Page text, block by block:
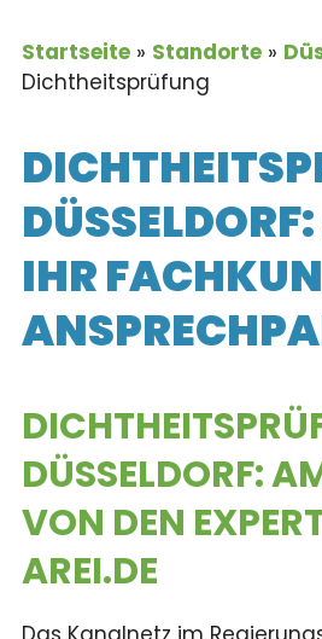
Startseite » Standorte »
Dichtheitsprüfung
DÜSSELDORF:
IHR
DÜSSELDORF:
VON DEN
AREI.DE